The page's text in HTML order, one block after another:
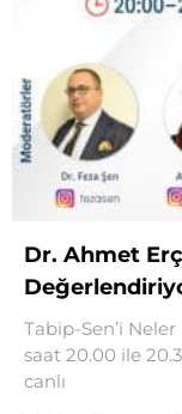
Dr. Ahmet
Tabip-Sen’i
saat 20.00 ile
canlı